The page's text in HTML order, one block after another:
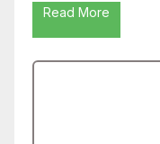
Read More